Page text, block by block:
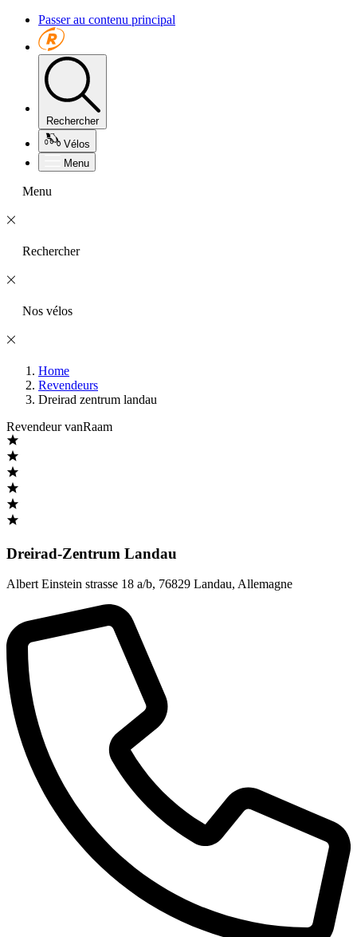
Passer au contenu principal
Rechercher
Vélos
Menu
Menu
Rechercher
Nos vélos
Home
Revendeurs
Dreirad zentrum landau
Revendeur vanRaam
Dreirad-Zentrum Landau
Albert Einstein strasse 18 a/b, 76829 Landau, Allemagne